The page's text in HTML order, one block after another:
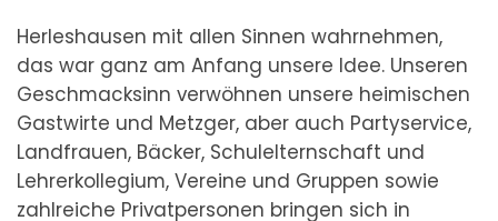
Herleshausen mit allen Sinnen wahrnehmen,
das war ganz am Anfang unsere Idee. Unseren
Geschmacksinn verwöhnen unsere heimischen
Gastwirte und Metzger, aber auch Partyservice,
Landfrauen, Bäcker, Schulelternschaft und
Lehrerkollegium, Vereine und Gruppen sowie
zahlreiche Privatpersonen bringen sich in